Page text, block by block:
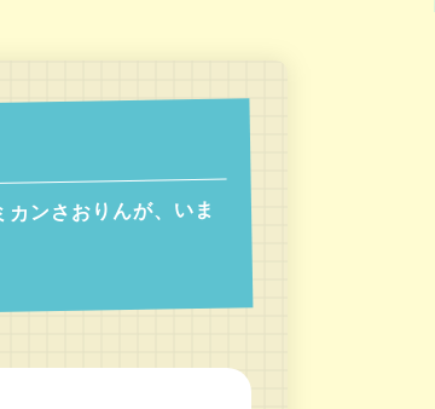
ンさおりんが、いま